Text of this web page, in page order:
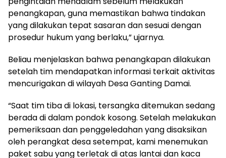
penangkapan, guna memastikan bahwa tindakan
yang dilakukan tepat sasaran dan sesuai dengan
prosedur hukum yang berlaku,” ujarnya.
Beliau menjelaskan bahwa penangkapan dilakukan
setelah tim mendapatkan informasi terkait aktivitas
mencurigakan di wilayah Desa Ganting Damai.
“Saat tim tiba di lokasi, tersangka ditemukan sedang
berada di dalam pondok kosong. Setelah melakukan
pemeriksaan dan penggeledahan yang disaksikan
oleh perangkat desa setempat, kami menemukan
paket sabu yang terletak di atas lantai dan kaca